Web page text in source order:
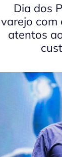
Dia dos
varejo com
atentos